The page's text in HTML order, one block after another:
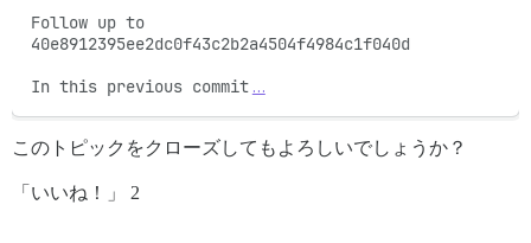
Follow up to
40e8912395ee2dc0f43c2b2a4504f4984c1f040d
In this previous commit …
このトピックをクローズしてもよろしいでしょうか？
「いいね！」 2